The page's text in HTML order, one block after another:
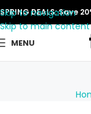
Skip to navigation
Skip to main content
SPRING DEALS: Save
MENU